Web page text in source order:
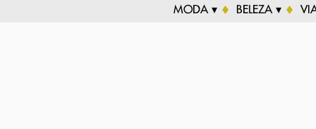
MODA ▾ BELEZA ▾